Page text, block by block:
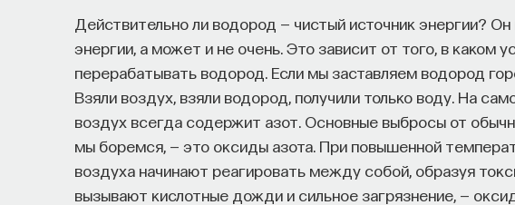
Действительно ли водород — чистый источник энергии?
энергии, а может и не очень. Это зависит от того, в каком
перерабатывать водород. Если мы заставляем водород
Взяли воздух, взяли водород, получили только воду. На
воздух всегда содержит азот. Основные выбросы от
мы боремся, — это оксиды азота. При повышенной
воздуха начинают реагировать между собой, образуя
вызывают кислотные дожди и сильное загрязнение, —